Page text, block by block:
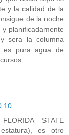
y la calidad de la
de la noche
planificadamente
sera la columna
es pura agua de
STATE
es otro